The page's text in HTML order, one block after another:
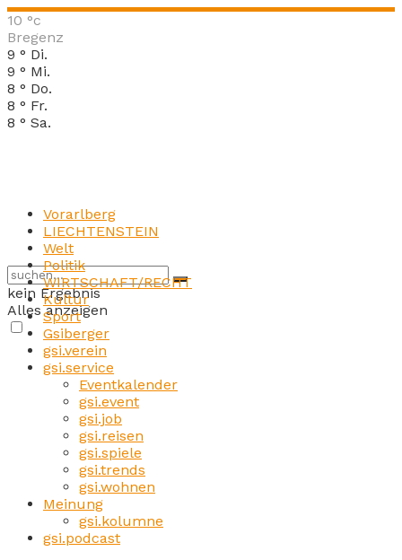
10 °c
Bregenz
9 ° Di.
9 ° Mi.
8 ° Do.
8 ° Fr.
8 ° Sa.
kein Ergebnis
Alles anzeigen
Vorarlberg
LIECHTENSTEIN
Welt
Politik
WIRTSCHAFT/RECHT
Kultur
Sport
Gsiberger
gsi.verein
gsi.service
Eventkalender
gsi.event
gsi.job
gsi.reisen
gsi.spiele
gsi.trends
gsi.wohnen
Meinung
gsi.kolumne
gsi.podcast